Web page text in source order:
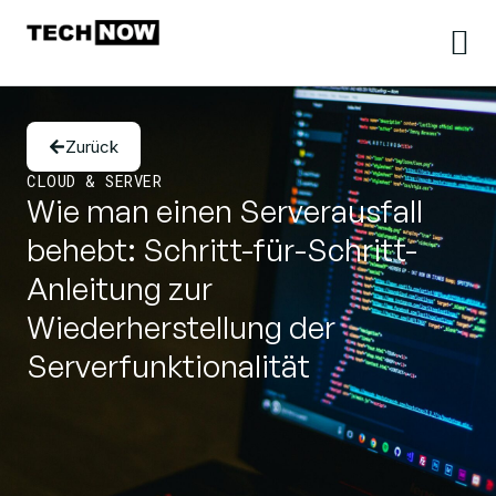
Zurück
CLOUD & SERVER
Wie man einen Serverausfall
behebt: Schritt-für-Schritt-
Anleitung zur
Wiederherstellung der
Serverfunktionalität